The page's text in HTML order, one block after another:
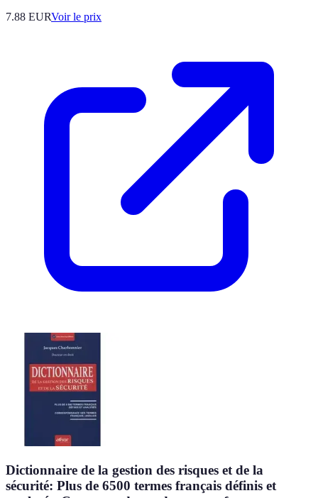
7.88 EURVoir le prix
Dictionnaire de la gestion des risques et de la
sécurité: Plus de 6500 termes français définis et